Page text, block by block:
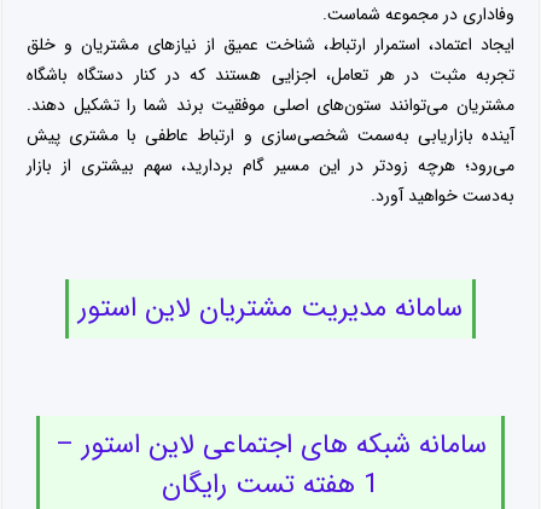
وفاداری در مجموعه شماست.
ایجاد اعتماد، استمرار ارتباط، شناخت عمیق از نیازهای مشتریان و خلق
تجربه مثبت در هر تعامل، اجزایی هستند که در کنار دستگاه باشگاه
مشتریان می‌توانند ستون‌های اصلی موفقیت برند شما را تشکیل دهند.
آینده بازاریابی به‌سمت شخصی‌سازی و ارتباط عاطفی با مشتری پیش
می‌رود؛ هرچه زودتر در این مسیر گام بردارید، سهم بیشتری از بازار
به‌دست خواهید آورد.
سامانه مدیریت مشتریان لاین استور
سامانه شبکه های اجتماعی لاین استور –
1 هفته تست رایگان